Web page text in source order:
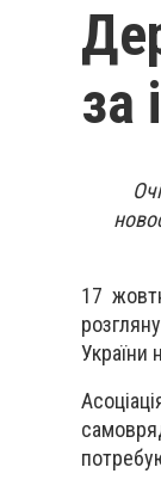
за
17
України